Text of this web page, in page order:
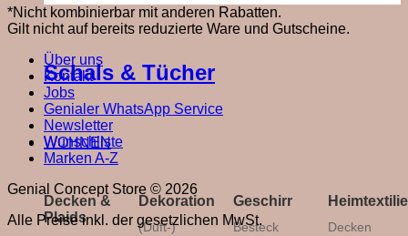
Schals & Tücher
WOHNEN
Decken &
Plaids
Dekoration
(Duft-)
Geschirr
Besteck
Decken
*Nicht kombinierbar mit anderen Rabatten.
Gilt nicht auf bereits reduzierte Ware und Gutscheine.
Über uns
Kontakt
Jobs
Genialer WhatsApp Service
Newsletter
Wunschliste
Marken A-Z
Genial Concept Store © 2026
Alle Preise inkl. der gesetzlichen MwSt.